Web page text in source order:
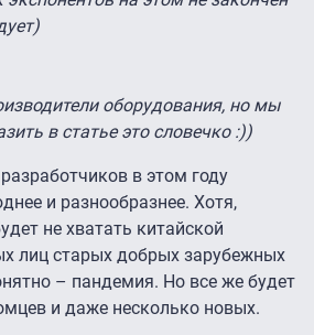
оборудования, но мы
в статье это словечко :))
в этом году
и разнообразнее. Хотя,
не хватать китайской
лиц старых добрых зарубежных
– пандемия. Но все же будет
и даже несколько новых.